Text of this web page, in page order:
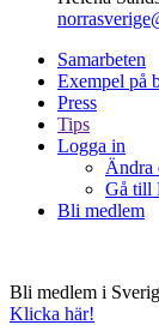
Samarbeten
Exempel på
Press
Tips
Logga in
Ändra
Gå till
Bli medlem
Bli medlem i
Klicka här!